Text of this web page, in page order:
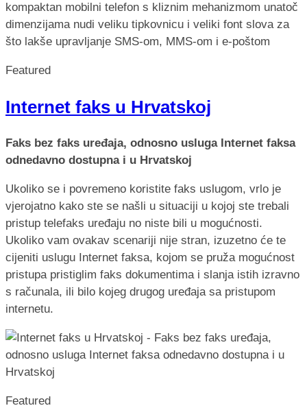
Featured
Internet faks u Hrvatskoj
Faks bez faks uređaja, odnosno usluga Internet faksa
odnedavno dostupna i u Hrvatskoj
Ukoliko se i povremeno koristite faks uslugom, vrlo je
vjerojatno kako ste se našli u situaciji u kojoj ste trebali
pristup telefaks uređaju no niste bili u mogućnosti.
Ukoliko vam ovakav scenariji nije stran, izuzetno će te
cijeniti uslugu Internet faksa, kojom se pruža mogućnost
pristupa pristiglim faks dokumentima i slanja istih izravno
s računala, ili bilo kojeg drugog uređaja sa pristupom
internetu.
Featured